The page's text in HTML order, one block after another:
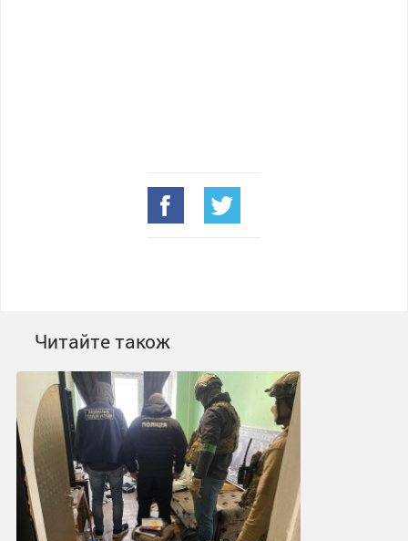
Читайте також